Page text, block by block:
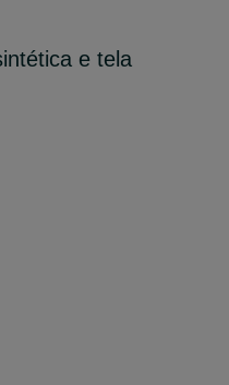
e tela